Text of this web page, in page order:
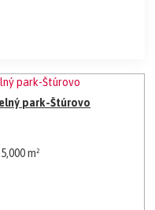
park-Štúrovo
| 5,000 m²